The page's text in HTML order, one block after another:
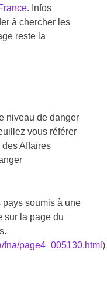
. Infos
à chercher les
reste la
niveau de danger
vous référer
Affaires
soumis à une
sur la page du
fna/page4_005130.html )